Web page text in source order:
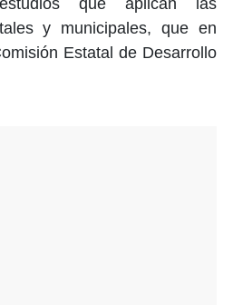
y municipales, que en
Estatal de Desarrollo